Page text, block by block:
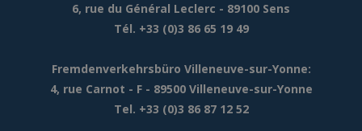
6, rue du Général Leclerc - 89100 Sens
Tél. +33 (0)3 86 65 19 49
Fremdenverkehrsbüro Villeneuve-sur-Yonne:
4, rue Carnot - F - 89500 Villeneuve-sur-Yonne
Tel. +33 (0)3 86 87 12 52